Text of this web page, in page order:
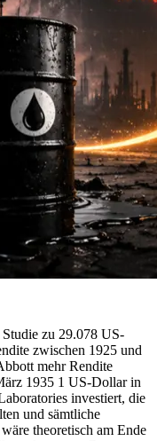
zu 29.078 US-
zwischen 1925 und
mehr Rendite
1935 1 US-Dollar in
investiert, die
und sämtliche
theoretisch am Ende